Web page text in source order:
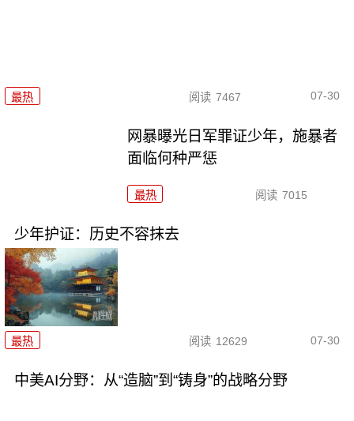
最热 阅读 7467 07-30
网暴曝光日军罪证少年，施暴者
面临何种严惩
最热 阅读 7015
少年护证：历史不容抹去
最热 阅读 12629 07-30
中美AI分野：从“造脑”到“铸身”的战略分野